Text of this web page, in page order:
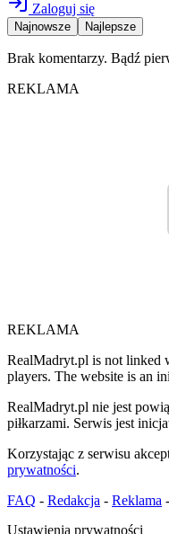
Zaloguj się
Najnowsze Najlepsze
Brak komentarzy. Bądź
REKLAMA
REKLAMA
RealMadryt.pl is not linked
players. The website is an
RealMadryt.pl nie jest
piłkarzami. Serwis jest
Korzystając z serwisu
prywatności.
FAQ - Redakcja - Reklama -
Ustawienia prywatności